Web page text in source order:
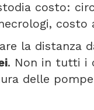
costo:
costo
la distanza
. Non in tutti i
delle